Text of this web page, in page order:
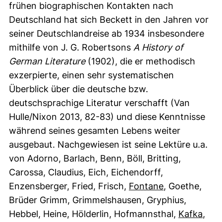
frühen biographischen Kontakten nach
Deutschland hat sich Beckett in den Jahren vor
seiner Deutschlandreise ab 1934 insbesondere
mithilfe von J. G. Robertsons A History of
German Literature(1902), die er methodisch
exzerpierte, einen sehr systematischen
Überblick über die deutsche bzw.
deutschsprachige Literatur verschafft (Van
Hulle/Nixon 2013, 82-83) und diese Kenntnisse
während seines gesamten Lebens weiter
ausgebaut. Nachgewiesen ist seine Lektüre u.a.
von Adorno, Barlach, Benn, Böll, Britting,
Carossa, Claudius, Eich, Eichendorff,
Enzensberger, Fried, Frisch, Fontane, Goethe,
Brüder Grimm, Grimmelshausen, Gryphius,
Hebbel, Heine, Hölderlin, Hofmannsthal, Kafka,